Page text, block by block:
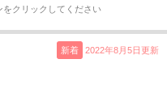
クリックしてください
新着 2022年8月5日更新